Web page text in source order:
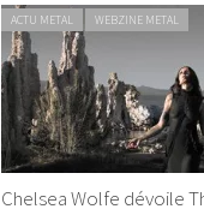
ACTU METAL WEBZINE METAL
Chelsea Wolfe dévoile